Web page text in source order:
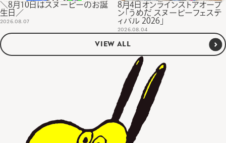
＼8月10日はスヌーピーのお誕
生日／
2026.08.07
8月4日オンラインストアオープ
ン「うめだ スヌーピーフェステ
ィバル 2026」
2026.08.04
VIEW ALL